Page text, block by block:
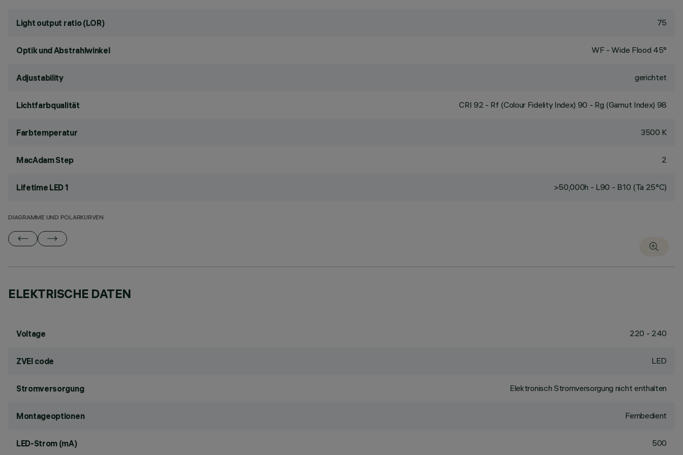
Light output ratio (LOR) 75
Optik und Abstrahlwinkel WF - Wide Flood 45°
Adjustability gerichtet
Lichtfarbqualität CRI 92 - Rf (Colour Fidelity Index) 90 - Rg (Gamut Index) 98
Farbtemperatur 3500 K
MacAdam Step 2
Lifetime LED 1 >50,000h - L90 - B10 (Ta 25°C)
DIAGRAMME UND POLARKURVEN
ELEKTRISCHE DATEN
Voltage 220 - 240
ZVEI code LED
Stromversorgung Elektronisch Stromversorgung nicht enthalten
Montageoptionen Fernbedient
LED-Strom (mA) 500